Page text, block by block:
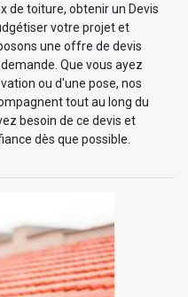
de toiture, obtenir un Devis
votre projet et
une offre de devis
Que vous ayez
ou d'une pose, nos
tout au long du
besoin de ce devis et
dès que possible.